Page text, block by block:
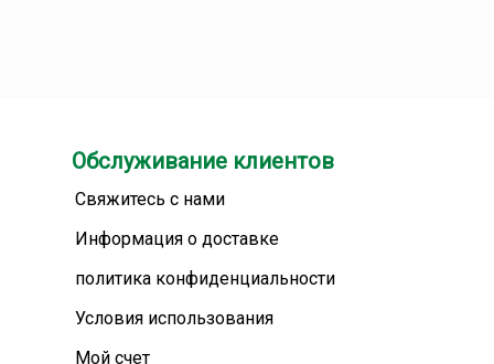
Обслуживание клиентов
Свяжитесь с нами
Информация о доставке
политика конфиденциальности
Условия использования
Мой счет